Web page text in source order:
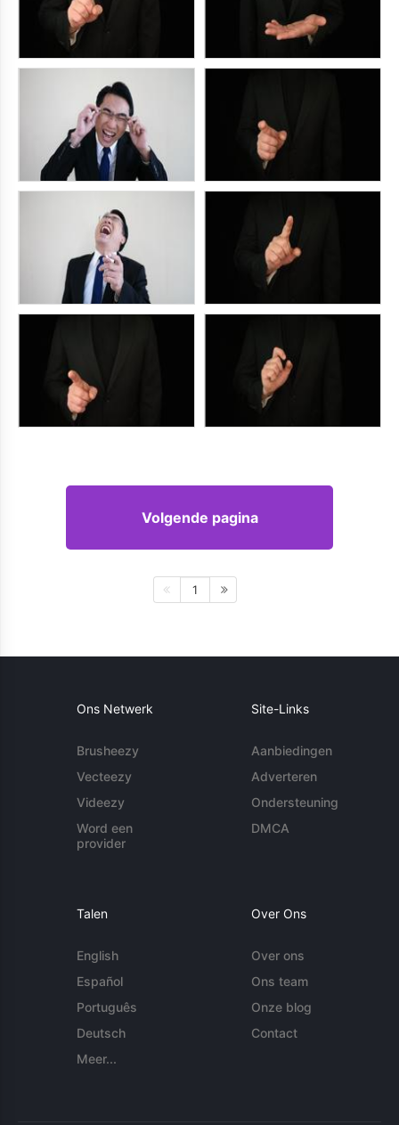
Volgende pagina
1
Ons Netwerk
Brusheezy
Vecteezy
Videezy
Word een
provider
Site-Links
Aanbiedingen
Adverteren
Ondersteuning
DMCA
Talen
English
Español
Português
Deutsch
Meer...
Over Ons
Over ons
Ons team
Onze blog
Contact